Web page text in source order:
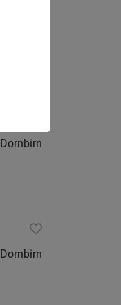
Dornbirn
Dornbirn